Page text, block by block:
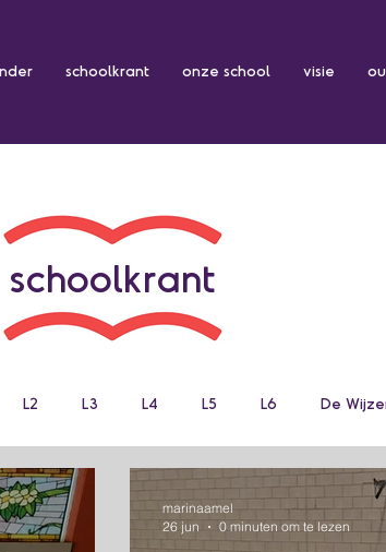
schoolkrant
L2 L3 L4 L5 L6 De
marinaamel
26 jun
0 minuten om te lezen
schoolkrant onze school visie